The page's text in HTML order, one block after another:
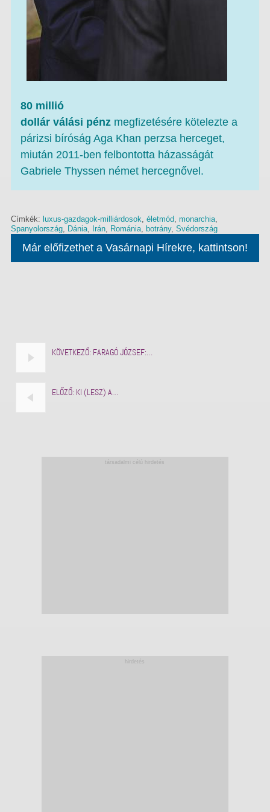
80 millió
dollár válási pénz megfizetésére kötelezte a
párizsi bíróság Aga Khan perzsa herceget,
miután 2011-ben felbontotta házasságát
Gabriele Thyssen német hercegnővel.
Címkék: luxus-gazdagok-milliárdosok, életmód, monarchia,
Spanyolország, Dánia, Irán, Románia, botrány, Svédország
Már előfizethet a Vasárnapi Hírekre, kattintson!
KÖVETKEZŐ: FARAGÓ JÓZSEF:…
ELŐZŐ: KI (LESZ) A…
társadalmi célú hirdetés
hirdetés